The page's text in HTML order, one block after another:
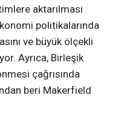
aktarılması
politikalarında
ve büyük ölçekli
Ayrıca, Birleşik
çağrısında
beri Makerfield